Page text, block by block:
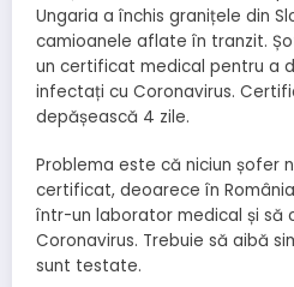
Ungaria a închis granițele din
camioanele aflate în tranzit.
un certificat medical pentru a
infectați cu Coronavirus.
depășească 4 zile.
Problema este că niciun șofer
certificat, deoarece în
într-un laborator medical și
Coronavirus. Trebuie să aibă
sunt testate.